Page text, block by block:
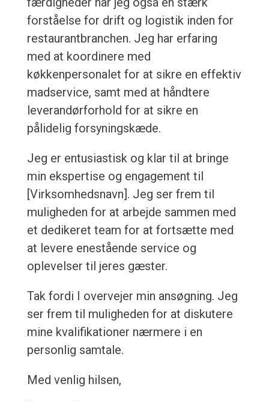
forståelse for drift og logistik inden for
restaurantbranchen. Jeg har erfaring
med at koordinere med
køkkenpersonalet for at sikre en effektiv
madservice, samt med at håndtere
leverandørforhold for at sikre en
pålidelig forsyningskæde.
Jeg er entusiastisk og klar til at bringe
min ekspertise og engagement til
[Virksomhedsnavn]. Jeg ser frem til
muligheden for at arbejde sammen med
et dedikeret team for at fortsætte med
at levere enestående service og
oplevelser til jeres gæster.
Tak fordi I overvejer min ansøgning. Jeg
ser frem til muligheden for at diskutere
mine kvalifikationer nærmere i en
personlig samtale.
Med venlig hilsen,